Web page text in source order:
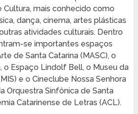
mais conhecido como
dança, cinema, artes plásticas
atividades culturais. Dentro
se importantes espaços
de Santa Catarina (MASC), o
o Espaço Lindolf Bell, o Museu da
e o Cineclube Nossa Senhora
Orquestra Sinfônica de Santa
Catarinense de Letras (ACL).